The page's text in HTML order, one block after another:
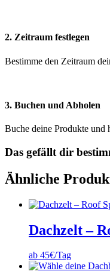
2. Zeitraum festlegen
Bestimme den Zeitraum
3. Buchen und Abholen
Buche deine Produkte und
Das gefällt dir
Ähnliche
Dachzelt –
ab 45€/Tag